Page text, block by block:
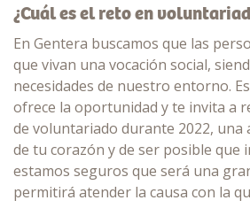
¿Cuál es el reto en
En Gentera buscamos que las
que vivan una vocación social,
necesidades de nuestro entorno.
ofrece la oportunidad y te invita a
de voluntariado durante 2022, una
de tu corazón y de ser posible que
estamos seguros que será una
permitirá atender la causa con la